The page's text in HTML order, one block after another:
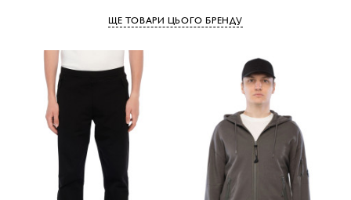
ЩЕ ТОВАРИ ЦЬОГО БРЕНДУ